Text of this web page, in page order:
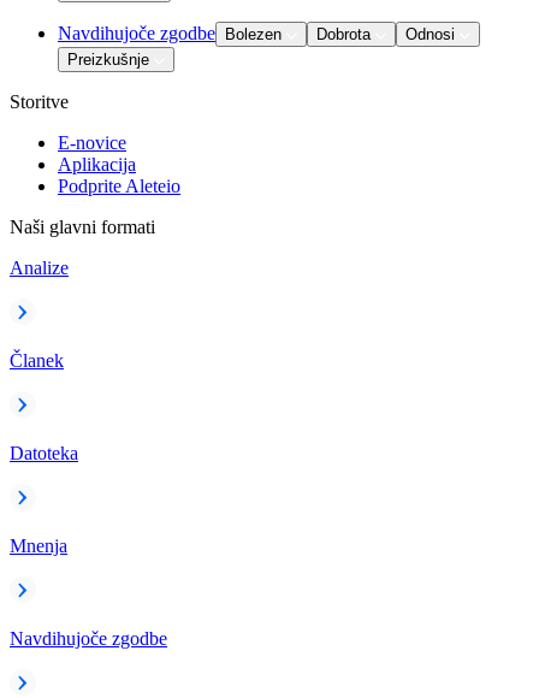
Navdihujoče zgodbe Bolezen Dobrota
Odnosi
Preizkušnje
Storitve
E-novice
Aplikacija
Podprite Aleteio
Naši glavni formati
Analize
Članek
Datoteka
Mnenja
Navdihujoče zgodbe